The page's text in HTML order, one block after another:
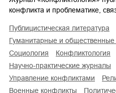
конфликта и проблематике,
публицистическая литература
гуманитарные и общественные
социология
конфликтология
научно-практические журналы
управление конфликтами
военные конфликты